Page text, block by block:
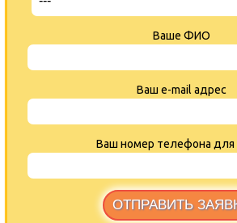
Ваше ФИО
Ваш e-mail адрес
Ваш номер телефона для